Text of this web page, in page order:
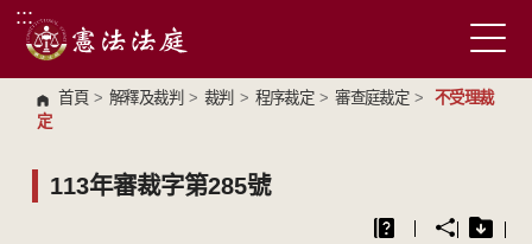
跳到主要內容區塊
:::
首頁 > 解釋及裁判 > 裁判 > 程序裁定 > 審查庭裁定 >
不受理裁
定
113年審裁字第285號